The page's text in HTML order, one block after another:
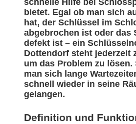
schnelle Hilfe bei
bietet. Egal ob man sich
hat, der Schlüssel im
abgebrochen ist oder das
defekt ist – ein
Dottendorf steht jederzeit
um das Problem zu lösen.
man sich lange
schnell wieder in seine
gelangen.
Definition und